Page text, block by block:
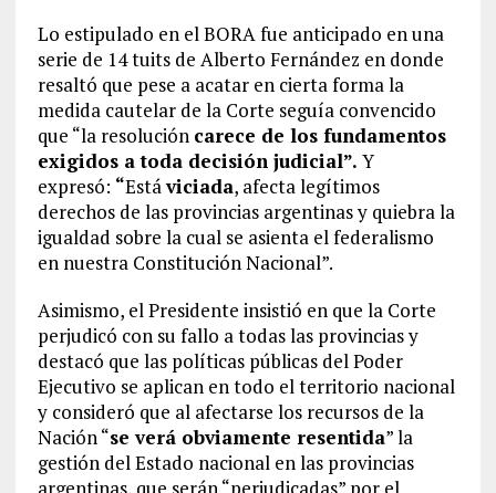
Lo estipulado en el BORA fue anticipado en una
serie de 14 tuits de Alberto Fernández en donde
resaltó que pese a acatar en cierta forma la
medida cautelar de la Corte seguía convencido
que “la resolución carece de los fundamentos
exigidos a toda decisión judicial”. Y
expresó: “Estáviciada, afecta legítimos
derechos de las provincias argentinas y quiebra la
igualdad sobre la cual se asienta el federalismo
en nuestra Constitución Nacional”.
Asimismo, el Presidente insistió en que la Corte
perjudicó con su fallo a todas las provincias y
destacó que las políticas públicas del Poder
Ejecutivo se aplican en todo el territorio nacional
y consideró que al afectarse los recursos de la
Nación “se verá obviamente resentida” la
gestión del Estado nacional en las provincias